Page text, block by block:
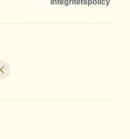
Integritetspolicy